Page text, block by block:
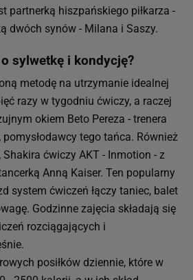
partnerką hiszpańskiego piłkarza -
dwóch synów - Milana i Saszy.
sylwetkę i kondycję?
metodę na utrzymanie idealnej
razy w tygodniu ćwiczy, a raczej
okiem Beto Pereza - trenera
tego tańca. Również
ćwiczy AKT - Inmotion - z
Anną Kaiser. Ten popularny
system ćwiczeń łączy taniec, balet
Godzinne zajęcia składają się
rozciągających i
posiłków dziennie, które w